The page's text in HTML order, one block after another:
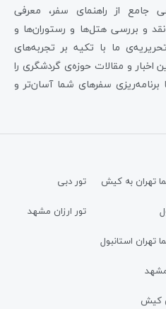
جامع از راهنمای سفر، معرفی
و بررسی هتل‌ها و رستوران‌ها و
ما با تکیه بر تجربه‌های
اخبار و مقالات حوزه‌ی گردشگری را
برنامه‌ریزی سفرهای شما آسان‌تر و
تهران به کیش
تهران استانبول
کیش
تور دبی
تور ارزان مشهد